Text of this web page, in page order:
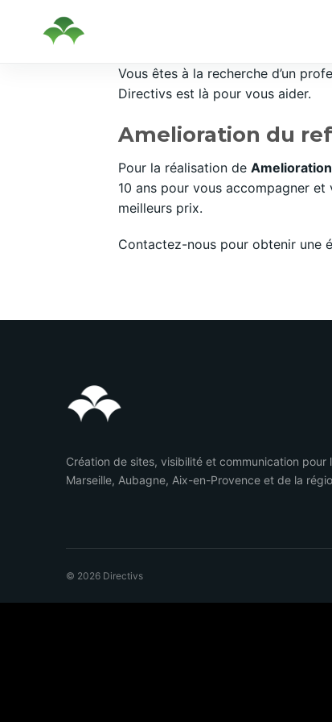
Vous êtes à la recherche d’un
Directivs est là pour vous aider.
Amelioration du
Pour la réalisation de
10 ans pour vous accompagner
meilleurs prix.
Contactez-nous pour obtenir une
Création de sites, visibilité et communication pour
Marseille, Aubagne, Aix-en-Provence et de la
© 2026 Directivs